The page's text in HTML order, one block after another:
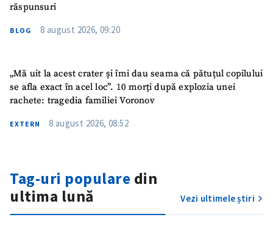
răspunsuri
BLOG 8 august 2026, 09:20
„Mă uit la acest crater și îmi dau seama că pătuțul copilului
se afla exact în acel loc”. 10 morți după explozia unei
rachete: tragedia familiei Voronov
EXTERN 8 august 2026, 08:52
Tag-uri populare din
ultima lună
Vezi ultimele știri
Nume+ Numele meu
Email+ Emailul meu
Telefon
+ Telefon personal
TRIMITE ȘTIREA